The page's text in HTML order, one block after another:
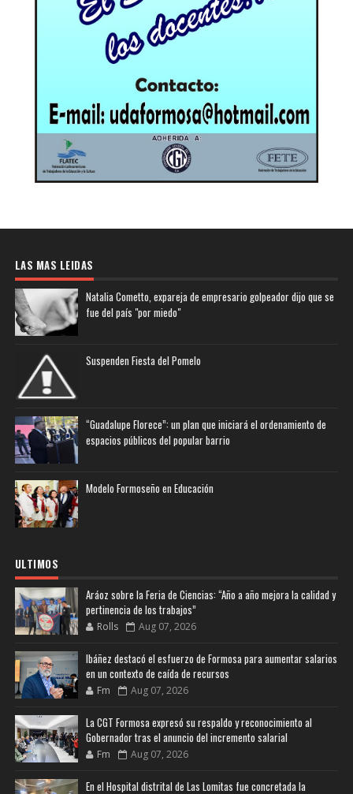
LAS MAS LEIDAS
Natalia Cometto, expareja de empresario golpeador dijo que se
fue del país "por miedo"
Suspenden Fiesta del Pomelo
“Guadalupe Florece”: un plan que iniciará el ordenamiento de
espacios públicos del popular barrio
Modelo Formoseño en Educación
ULTIMOS
Aráoz sobre la Feria de Ciencias: “Año a año mejora la calidad y
pertinencia de los trabajos”
Rolls Aug 07, 2026
Ibáñez destacó el esfuerzo de Formosa para aumentar salarios
en un contexto de caída de recursos
Fm Aug 07, 2026
La CGT Formosa expresó su respaldo y reconocimiento al
Gobernador tras el anuncio del incremento salarial
Fm Aug 07, 2026
En el Hospital distrital de Las Lomitas fue concretada la